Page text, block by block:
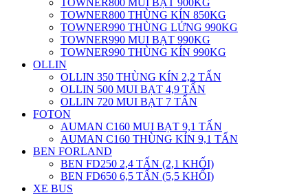
TOWNER800 MUI BẠT 900KG
TOWNER800 THÙNG KÍN 850KG
TOWNER990 THÙNG LỬNG 990KG
TOWNER990 MUI BẠT 990KG
TOWNER990 THÙNG KÍN 990KG
OLLIN
OLLIN 350 THÙNG KÍN 2,2 TẤN
OLLIN 500 MUI BẠT 4,9 TẤN
OLLIN 720 MUI BẠT 7 TẤN
FOTON
AUMAN C160 MUI BẠT 9,1 TẤN
AUMAN C160 THÙNG KÍN 9,1 TẤN
BEN FORLAND
BEN FD250 2,4 TẤN (2,1 KHỐI)
BEN FD650 6,5 TẤN (5,5 KHỐI)
XE BUS